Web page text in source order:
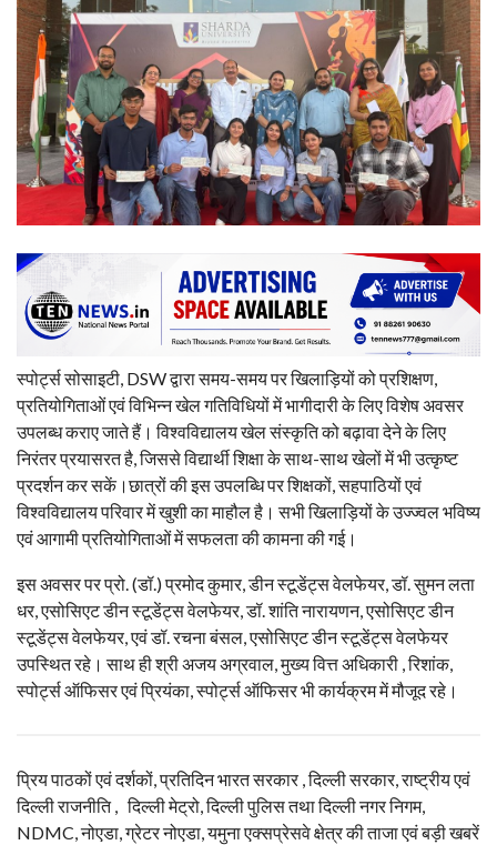
स्पोर्ट्स सोसाइटी, DSW द्वारा समय-समय पर खिलाड़ियों को प्रशिक्षण,
प्रतियोगिताओं एवं विभिन्न खेल गतिविधियों में भागीदारी के लिए विशेष अवसर
उपलब्ध कराए जाते हैं। विश्वविद्यालय खेल संस्कृति को बढ़ावा देने के लिए
निरंतर प्रयासरत है, जिससे विद्यार्थी शिक्षा के साथ-साथ खेलों में भी उत्कृष्ट
प्रदर्शन कर सकें।छात्रों की इस उपलब्धि पर शिक्षकों, सहपाठियों एवं
विश्वविद्यालय परिवार में खुशी का माहौल है। सभी खिलाड़ियों के उज्ज्वल भविष्य
एवं आगामी प्रतियोगिताओं में सफलता की कामना की गई।
इस अवसर पर प्रो. (डॉ.) प्रमोद कुमार, डीन स्टूडेंट्स वेलफेयर, डॉ. सुमन लता
धर, एसोसिएट डीन स्टूडेंट्स वेलफेयर, डॉ. शांति नारायणन, एसोसिएट डीन
स्टूडेंट्स वेलफेयर, एवं डॉ. रचना बंसल, एसोसिएट डीन स्टूडेंट्स वेलफेयर
उपस्थित रहे। साथ ही श्री अजय अग्रवाल, मुख्य वित्त अधिकारी , रिशांक,
स्पोर्ट्स ऑफिसर एवं प्रियंका, स्पोर्ट्स ऑफिसर भी कार्यक्रम में मौजूद रहे।
प्रिय पाठकों एवं दर्शकों, प्रतिदिन भारत सरकार , दिल्ली सरकार, राष्ट्रीय एवं
दिल्ली राजनीति , दिल्ली मेट्रो, दिल्ली पुलिस तथा दिल्ली नगर निगम,
NDMC, नोएडा, ग्रेटर नोएडा, यमुना एक्सप्रेसवे क्षेत्र की ताजा एवं बड़ी खबरें